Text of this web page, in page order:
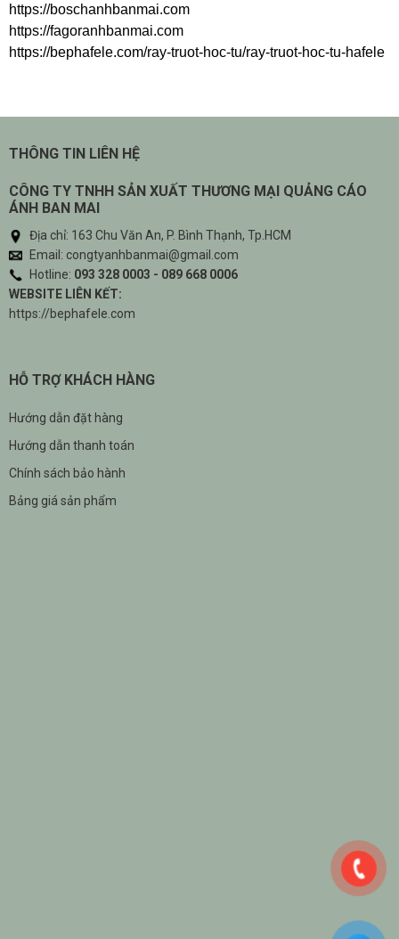
https://boschanhbanmai.com
https://fagoranhbanmai.com
https://bephafele.com/ray-truot-hoc-tu/ray-truot-hoc-tu-hafele
THÔNG TIN LIÊN HỆ
CÔNG TY TNHH SẢN XUẤT THƯƠNG MẠI QUẢNG CÁO
ÁNH BAN MAI
Địa chỉ: 163 Chu Văn An, P. Bình Thạnh, Tp.HCM
Email: congtyanhbanmai@gmail.com
Hotline: 093 328 0003 - 089 668 0006
WEBSITE LIÊN KẾT:
https://bephafele.com
HỖ TRỢ KHÁCH HÀNG
Hướng dẫn đặt hàng
Hướng dẫn thanh toán
Chính sách bảo hành
Bảng giá sản phẩm